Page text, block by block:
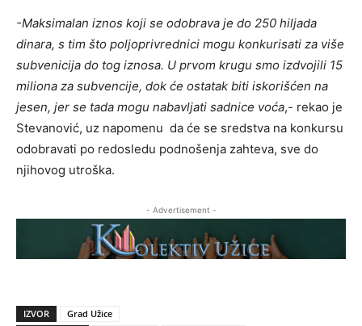
-Maksimalan iznos koji se odobrava je do 250 hiljada
dinara, s tim što poljoprivrednici mogu konkurisati za više
subvenicija do tog iznosa. U prvom krugu smo izdvojili 15
miliona za subvencije, dok će ostatak biti iskorišćen na
jesen, jer se tada mogu nabavljati sadnice voća,- rekao je
Stevanović, uz napomenu da će se sredstva na konkursu
odobravati po redosledu podnošenja zahteva, sve do
njihovog utroška.
- Advertisement -
IZVOR
Grad Užice